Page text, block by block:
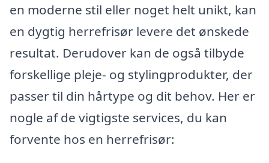
en moderne stil eller noget helt unikt, kan
en dygtig herrefrisør levere det ønskede
resultat. Derudover kan de også tilbyde
forskellige pleje- og stylingprodukter, der
passer til din hårtype og dit behov. Her er
nogle af de vigtigste services, du kan
forvente hos en herrefrisør: